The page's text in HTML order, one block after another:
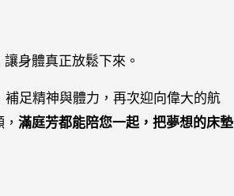
身體真正放鬆下來。
補足精神與體力，再次迎向偉大的航
滿庭芳都能陪您一起，把夢想的床墊